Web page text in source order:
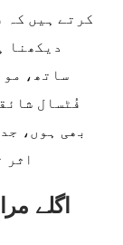
کرتے ہیں کہ
دیکھنا
ساتھ،
فُٹسال
بھی ہوں،
اثر
اگلے